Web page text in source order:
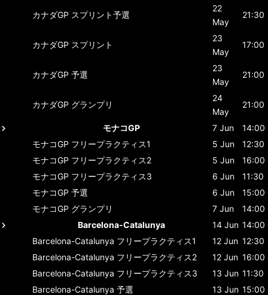
カナダGP スプリント予選
22
May
21:30
カナダGP スプリント
23
May
17:00
カナダGP 予選
23
May
21:00
カナダGP グランプリ
24
May
21:00
モナコGP 7 Jun
14:00
モナコGP フリープラクティス1 5 Jun
12:30
モナコGP フリープラクティス2 5 Jun
16:00
モナコGP フリープラクティス3 6 Jun
11:30
モナコGP 予選 6 Jun
15:00
モナコGP グランプリ 7 Jun
14:00
Barcelona-Catalunya
14 Jun 14:00
Barcelona-Catalunya フリープラクティス1 12 Jun 12:30
Barcelona-Catalunya フリープラクティス2 12 Jun 16:00
Barcelona-Catalunya フリープラクティス3 13 Jun 11:30
Barcelona-Catalunya 予選 13 Jun 15:00